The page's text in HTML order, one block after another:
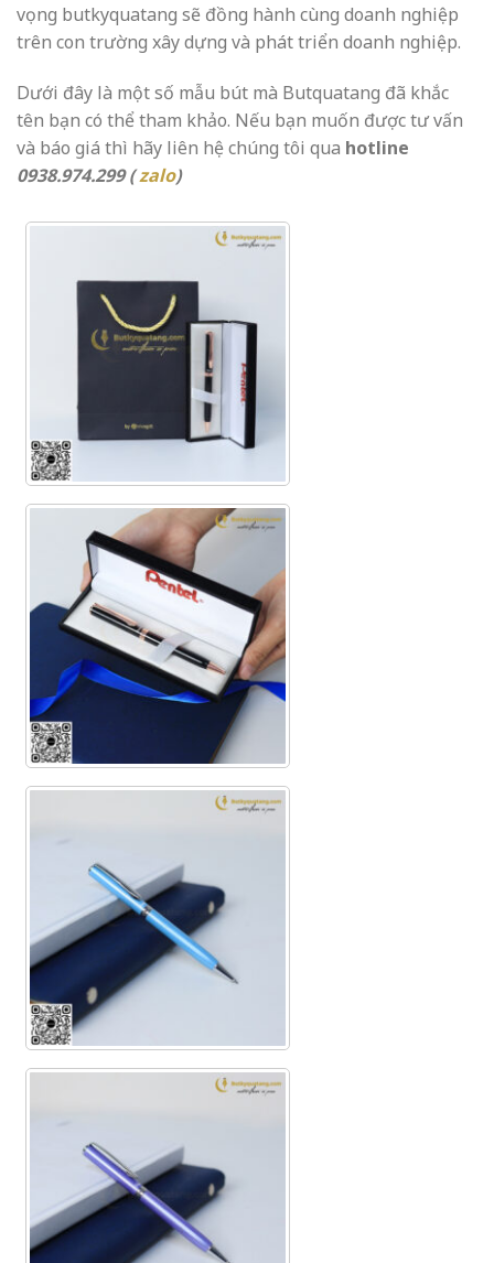
vọng butkyquatang sẽ đồng hành cùng doanh nghiệp
trên con trường xây dựng và phát triển doanh nghiệp.
Dưới đây là một số mẫu bút mà Butquatang đã khắc
tên bạn có thể tham khảo. Nếu bạn muốn được tư vấn
và báo giá thì hãy liên hệ chúng tôi qua hotline
0938.974.299 (zalo)